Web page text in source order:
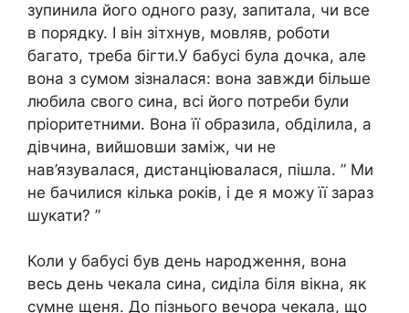
зупинила його одного разу, запитала, чи все
в порядку. І він зітхнув, мовляв, роботи
багато, треба бігти.У бабусі була дочка, але
вона з сумом зізналася: вона завжди більше
любила свого сина, всі його потреби були
пріоритетними. Вона її образила, обділила, а
дівчина, вийшовши заміж, чи не
нав’язувалася, дистанціювалася, пішла. ” Ми
не бачилися кілька років, і де я можу її зараз
шукати? ”
Коли у бабусі був день народження, вона
весь день чекала сина, сиділа біля вікна, як
сумне щеня. До пізнього вечора чекала, що